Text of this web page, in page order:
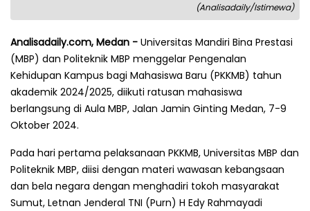
(Analisadaily/Istimewa)
Analisadaily.com, Medan - Universitas Mandiri Bina Prestasi
(MBP) dan Politeknik MBP menggelar Pengenalan
Kehidupan Kampus bagi Mahasiswa Baru (PKKMB) tahun
akademik 2024/2025, diikuti ratusan mahasiswa
berlangsung di Aula MBP, Jalan Jamin Ginting Medan, 7-9
Oktober 2024.
Pada hari pertama pelaksanaan PKKMB, Universitas MBP dan
Politeknik MBP, diisi dengan materi wawasan kebangsaan
dan bela negara dengan menghadiri tokoh masyarakat
Sumut, Letnan Jenderal TNI (Purn) H Edy Rahmayadi